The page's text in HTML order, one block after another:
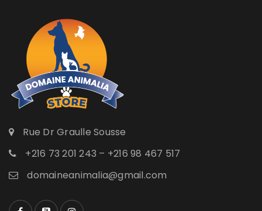
Rue Dr Graulle Sousse
+216 73 201 243 – +216 98 467 517
domaineanimalia@gmail.com